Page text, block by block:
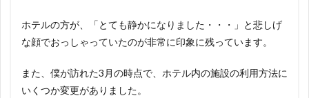
ホテルの方が、「とても静かになりました・・・」と悲しげ
な顔でおっしゃっていたのが非常に印象に残っています。
また、僕が訪れた3月の時点で、ホテル内の施設の利用方法に
いくつか変更がありました。